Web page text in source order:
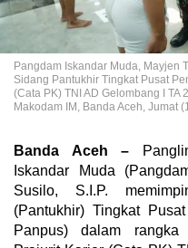
Pangdam Iskandar Muda, Mayjen
Sidang Pantukhir Tingkat Pusat
(Cata PK) TNI AD Gelombang I
Makodam IM, Banda Aceh, Jumat
Banda Aceh –
Iskandar Muda
Susilo, S.I.P.
(Pantukhir) Tingkat
Panpus) dalam rangka